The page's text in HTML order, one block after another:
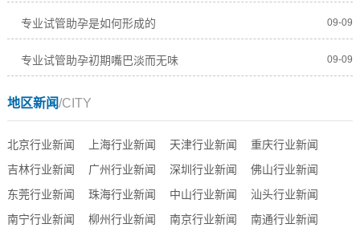
专业试管助孕是如何形成的 09-09
专业试管助孕初期嘴巴淡而无味 09-09
地区新闻/CITY
北京行业新闻 上海行业新闻 天津行业新闻
重庆行业新闻
吉林行业新闻
广州行业新闻 深圳行业新闻
佛山行业新闻
东莞行业新闻
珠海行业新闻 中山行业新闻
汕头行业新闻
南宁行业新闻
柳州行业新闻 南京行业新闻 南通行业新闻